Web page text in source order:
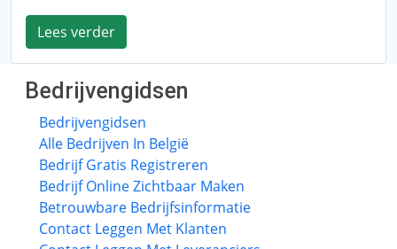
Lees verder
Bedrijvengidsen
Bedrijvengidsen
Alle Bedrijven In België
Bedrijf Gratis Registreren
Bedrijf Online Zichtbaar Maken
Betrouwbare Bedrijfsinformatie
Contact Leggen Met Klanten